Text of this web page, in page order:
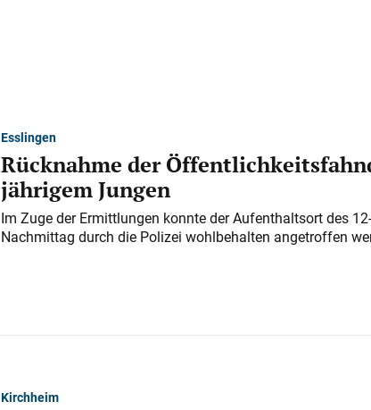
Esslingen
Rücknahme der
jährigem Jungen
Im Zuge der Ermittlungen konnte der Aufenthaltsort des
Nachmittag durch die Polizei wohlbehalten angetroffen
Kirchheim